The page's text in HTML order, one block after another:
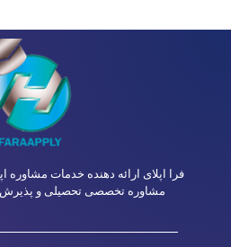
فرا اپلای ارائه دهنده خدمات مشاوره
مشاوره تخصصی تحصیلی و پذیرش